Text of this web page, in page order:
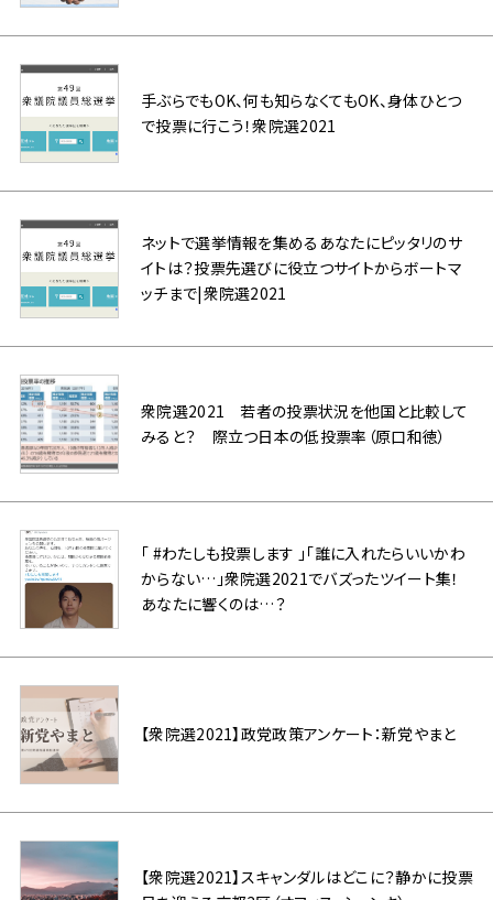
手ぶらでもOK、何も知らなくてもOK、身体ひとつ
で投票に行こう！衆院選2021
ネットで選挙情報を集めるあなたにピッタリのサ
イトは？投票先選びに役立つサイトからボートマ
ッチまで|衆院選2021
衆院選2021 若者の投票状況を他国と比較して
みると？ 際立つ日本の低投票率（原口和徳）
「 #わたしも投票します 」「誰に入れたらいいかわ
からない…」衆院選2021でバズったツイート集！
あなたに響くのは…？
【衆院選2021】政党政策アンケート：新党やまと
【衆院選2021】スキャンダルはどこに？静かに投票